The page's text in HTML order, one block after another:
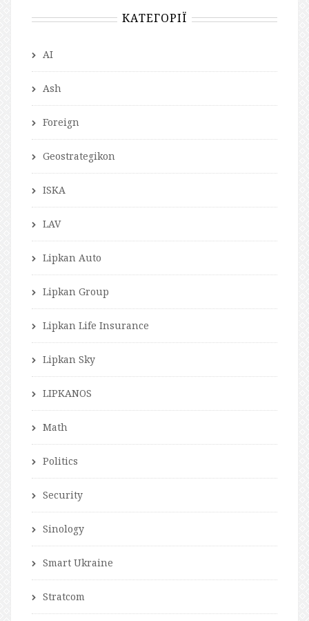
КАТЕГОРІЇ
AI
Ash
Foreign
Geostrategikon
ISKA
LAV
Lipkan Auto
Lipkan Group
Lipkan Life Insurance
Lipkan Sky
LIPKANOS
Math
Politics
Security
Sinology
Smart Ukraine
Stratcom